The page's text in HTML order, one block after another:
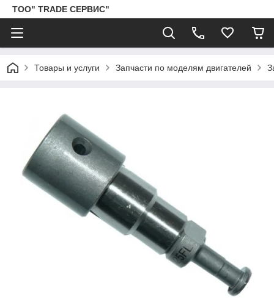
ТОО" TRADE СЕРВИС"
Товары и услуги Запчасти по моделям двигателей